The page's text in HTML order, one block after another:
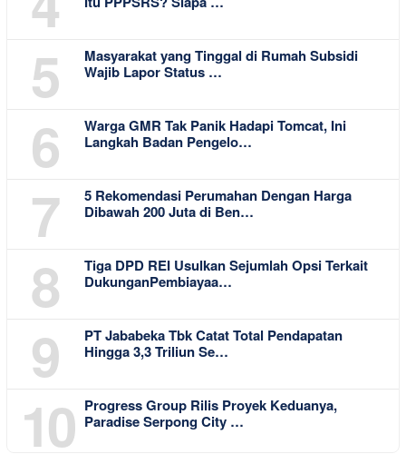
5
Masyarakat yang Tinggal di Rumah Subsidi
Wajib Lapor Status …
6
Warga GMR Tak Panik Hadapi Tomcat, Ini
Langkah Badan Pengelo…
7
5 Rekomendasi Perumahan Dengan Harga
Dibawah 200 Juta di Ben…
8
Tiga DPD REI Usulkan Sejumlah Opsi Terkait
DukunganPembiayaa…
9
PT Jababeka Tbk Catat Total Pendapatan
Hingga 3,3 Triliun Se…
10
Progress Group Rilis Proyek Keduanya,
Paradise Serpong City …